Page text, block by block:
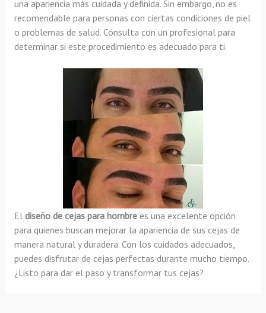
una apariencia más cuidada y definida. Sin embargo, no es
recomendable para personas con ciertas condiciones de piel
o problemas de salud. Consulta con un profesional para
determinar si este procedimiento es adecuado para ti.
El diseño de cejas para hombrees una excelente opción
para quienes buscan mejorar la apariencia de sus cejas de
manera natural y duradera. Con los cuidados adecuados,
puedes disfrutar de cejas perfectas durante mucho tiempo.
¿Listo para dar el paso y transformar tus cejas?